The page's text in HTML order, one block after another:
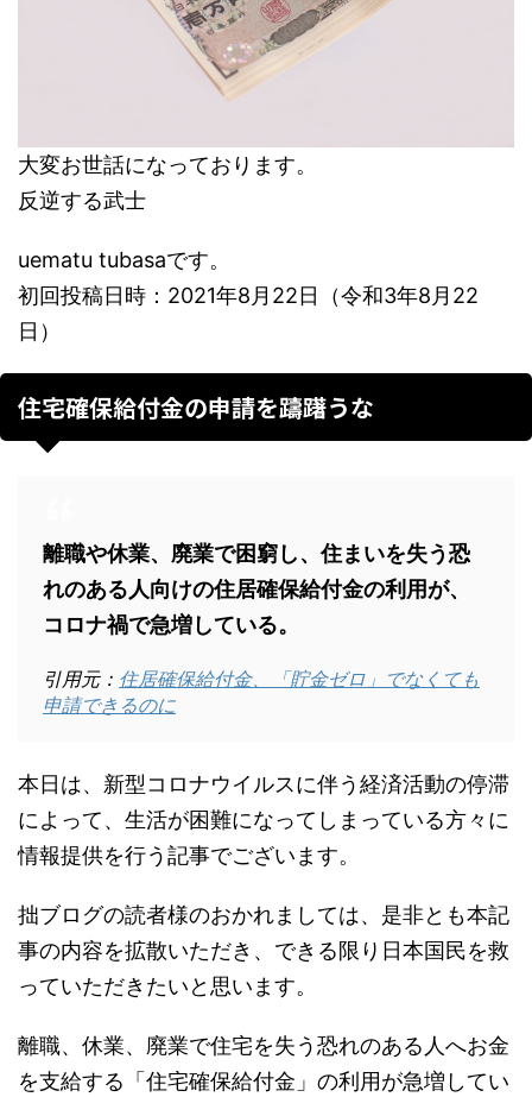
大変お世話になっております。
反逆する武士
uematu tubasaです。
初回投稿日時：2021年8月22日（令和3年8月22
日）
住宅確保給付金の申請を躊躇うな
離職や休業、廃業で困窮し、住まいを失う恐
れのある人向けの住居確保給付金の利用が、
コロナ禍で急増している。
引用元： 住居確保給付金、「貯金ゼロ」でなくても
申請できるのに
本日は、新型コロナウイルスに伴う経済活動の停滞
によって、生活が困難になってしまっている方々に
情報提供を行う記事でございます。
拙ブログの読者様のおかれましては、是非とも本記
事の内容を拡散いただき、できる限り日本国民を救
っていただきたいと思います。
離職、休業、廃業で住宅を失う恐れのある人へお金
を支給する「住宅確保給付金」の利用が急増してい